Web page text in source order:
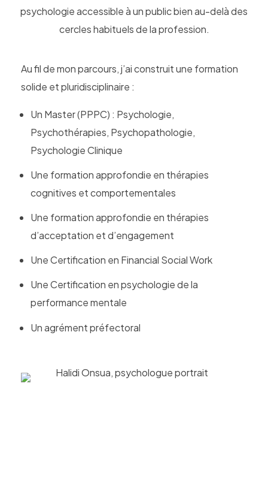
psychologie accessible à un public bien au-delà des
cercles habituels de la profession.
Au fil de mon parcours, j’ai construit une formation
solide et pluridisciplinaire :
Un Master (PPPC) : Psychologie,
Psychothérapies, Psychopathologie,
Psychologie Clinique
Une formation approfondie en thérapies
cognitives et comportementales
Une formation approfondie en thérapies
d’acceptation et d’engagement
Une Certification en Financial Social Work
Une Certification en psychologie de la
performance mentale
Un agrément préfectoral